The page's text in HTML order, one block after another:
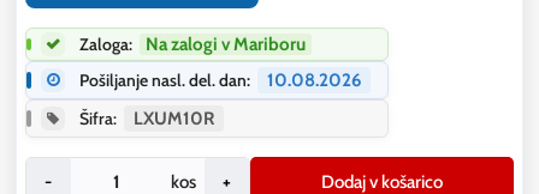
Zaloga:
Na zalogi v Mariboru
Pošiljanje nasl. del. dan:
10.08.2026
Šifra:
LXUM10R
- kos + Dodaj v košarico